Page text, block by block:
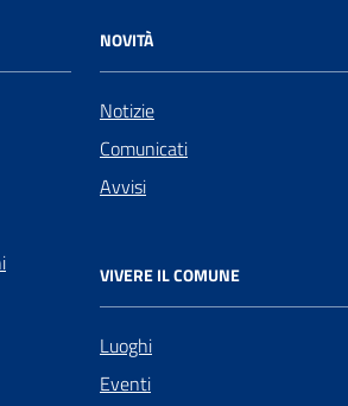
NOVITÀ
Notizie
Comunicati
Avvisi
VIVERE IL COMUNE
Luoghi
Eventi